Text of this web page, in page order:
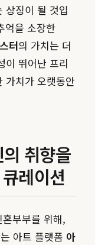
상징이 될 것입
억을 소장한
터의 가치는 더
이 뛰어난 프리
가치가 오랫동안
취향을
레이션
부부를 위해,
아트 플랫폼 아